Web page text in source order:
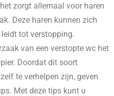
zorgt allemaal voor haren
Deze haren kunnen zich
tot verstopping.
van een verstopte wc het
Doordat dit soort
te verhelpen zijn, geven
Met deze tips kunt u